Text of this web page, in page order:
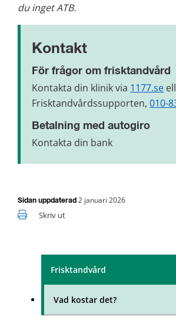
Frisktandvård
Vad kostar det?
du inget ATB.
Kontakt
För frågor om frisktandvård
Kontakta din klinik via 1177.se
Frisktandvårdssupporten, 010-
Betalning med autogiro
Kontakta din bank
Sidan uppdaterad 2 januari 2026
Skriv ut